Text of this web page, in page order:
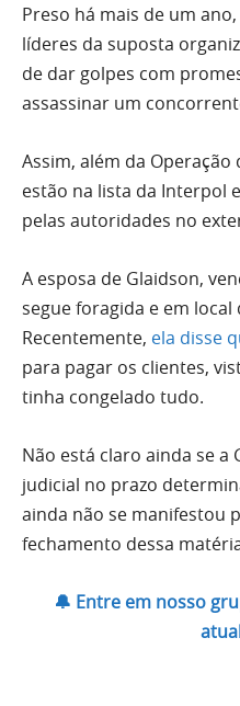
Preso há mais de um
líderes da suposta
de dar golpes com
assassinar um
Assim, além da Operação
estão na lista da Interpol
pelas autoridades no
A esposa de Glaidson,
segue foragida e em local
Recentemente, ela disse
para pagar os clientes,
tinha congelado tudo.
Não está claro ainda se a
judicial no prazo
ainda não se manifestou
fechamento dessa
🔔 Entre em nosso